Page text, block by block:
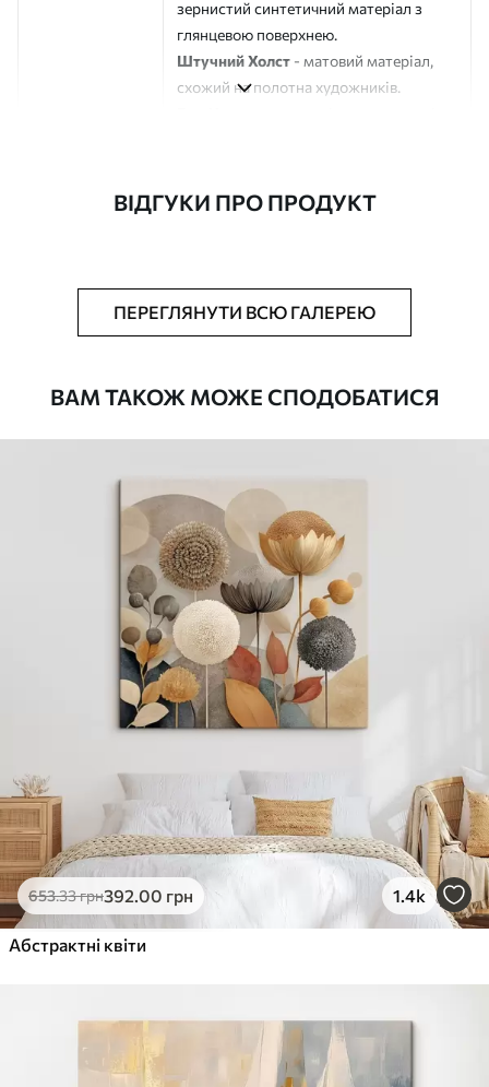
зернистий синтетичний матеріал з
глянцевою поверхнею.
Штучний Холст - матовий матеріал,
схожий на полотна художників.
Додатково Можна додати лакове покриття.
Від290.00грн
Яскраві, насичені кольори
Стійкість до вицвітання
Безпечне чорнило без запаху
Поверхня з текстурою полотна
Екологічний матеріал
грн
Яскраві, насичені кольори
Стійкість до вицвітання
✓ Поверхня з текстурою полотна
✗ Екологічний матеріал
Еко-Преміум
.00грн
✓Яскраві, насичені кольори
Поверхня з текстурою полотна
Екологічний матеріал
ВІДГУКИ ПРО ПРОДУКТ
ПЕРЕГЛЯНУТИ ВСЮ ГАЛЕРЕЮ
ВАМ ТАКОЖ МОЖЕ СПОДОБАТИСЯ
653.33грн392.00 грн 1.4k
Абстрактні квіти